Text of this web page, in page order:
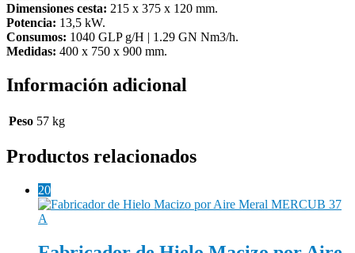
Dimensiones cesta: 215 x 375 x 120 mm.
Potencia: 13,5 kW.
Consumos: 1040 GLP g/H | 1.29 GN Nm3/h.
Medidas: 400 x 750 x 900 mm.
Información adicional
Peso 57 kg
Productos relacionados
20